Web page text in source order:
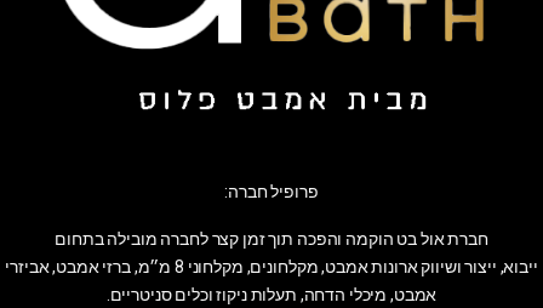
פרופיל חברה:
חברת אול בט הוקמה והפכה תוך זמן קצר לחברה מובילה בתחום
ייבוא, ייצור ושיווק ארונות אמבט, מקלחונים, מקלחוני 8 מ״מ, ברזי אמבט, אביזרי
אמבט, מיכלי הדחה, תעלות ניקוז וכלים סניטריים.